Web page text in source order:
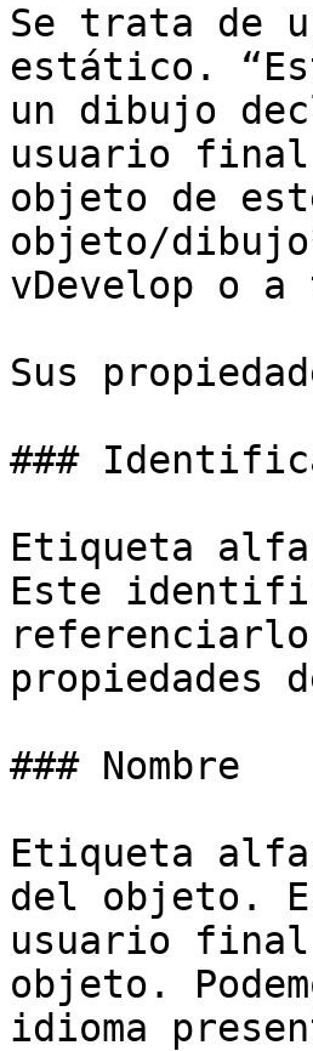
Se trata de
estático.
un dibujo
usuario final
objeto de
objeto/
vDevelop o
Sus
###
Etiqueta
Este
propiedades
### Nombre
Etiqueta
del objeto.
usuario
objeto.
idioma